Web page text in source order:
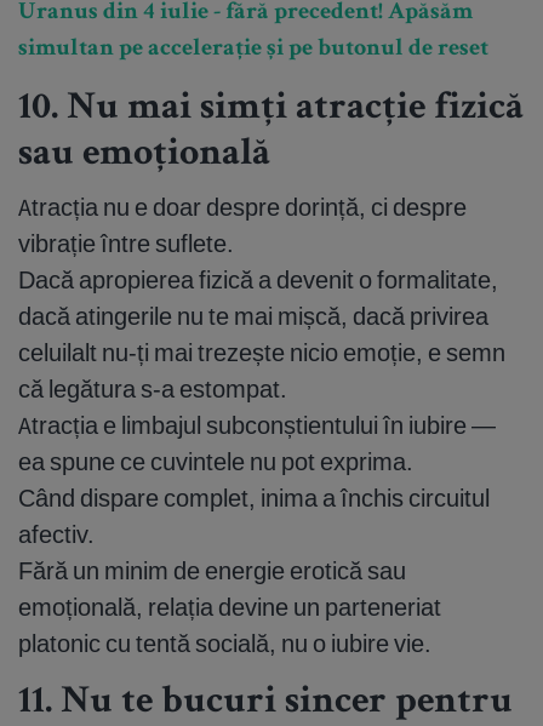
Uranus din 4 iulie - fără precedent! Apăsăm
simultan pe accelerație și pe butonul de reset
10. Nu mai simți atracție fizică
sau emoțională
Atracția nu e doar despre dorință, ci despre
vibrație între suflete.
Dacă apropierea fizică a devenit o formalitate,
dacă atingerile nu te mai mișcă, dacă privirea
celuilalt nu-ți mai trezește nicio emoție, e semn
că legătura s-a estompat.
Atracția e limbajul subconștientului în iubire —
ea spune ce cuvintele nu pot exprima.
Când dispare complet, inima a închis circuitul
afectiv.
Fără un minim de energie erotică sau
emoțională, relația devine un parteneriat
platonic cu tentă socială, nu o iubire vie.
11. Nu te bucuri sincer pentru